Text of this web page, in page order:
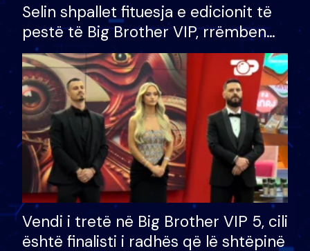
Selin shpallet fituesja e edicionit të
pestë të Big Brother VIP, rrëmben
çmimin e madh prej 100 mijë eurosh
Vendi i tretë në Big Brother VIP 5, cili
është finalisti i radhës që lë shtëpinë